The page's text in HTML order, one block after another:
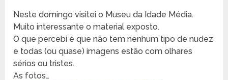
Neste domingo visitei o Museu da Idade Média.
Muito interessante o material exposto.
O que percebi é que não tem nenhum tipo de nudez
e todas (ou quase) imagens estão com olhares
sérios ou tristes.
As fotos…